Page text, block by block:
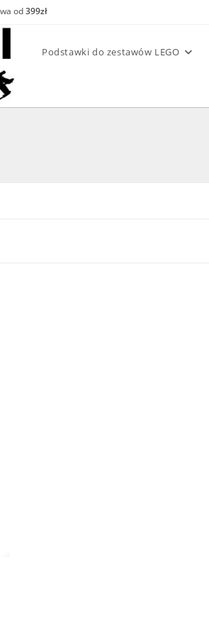
od399zł
Podstawki do zestawów LEGO